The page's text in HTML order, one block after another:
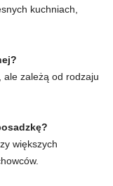
kuchniach,
ale zależą od rodzaju
większych